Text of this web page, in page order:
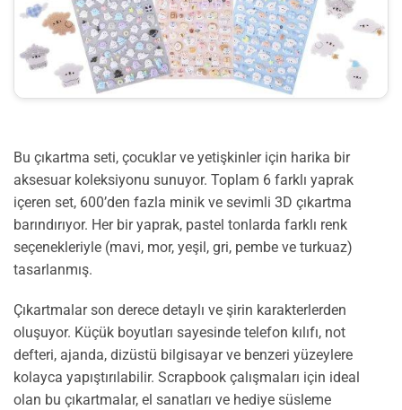
Bu çıkartma seti, çocuklar ve yetişkinler için harika bir
aksesuar koleksiyonu sunuyor. Toplam 6 farklı yaprak
içeren set, 600’den fazla minik ve sevimli 3D çıkartma
barındırıyor. Her bir yaprak, pastel tonlarda farklı renk
seçenekleriyle (mavi, mor, yeşil, gri, pembe ve turkuaz)
tasarlanmış.
Çıkartmalar son derece detaylı ve şirin karakterlerden
oluşuyor. Küçük boyutları sayesinde telefon kılıfı, not
defteri, ajanda, dizüstü bilgisayar ve benzeri yüzeylere
kolayca yapıştırılabilir. Scrapbook çalışmaları için ideal
olan bu çıkartmalar, el sanatları ve hediye süsleme